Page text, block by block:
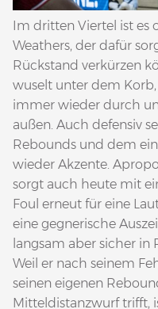
Im dritten Viertel ist es
Weathers, der dafür
Rückstand verkürzen
wuselt unter dem
immer wieder durch
außen. Auch defensiv
Rebounds und dem
wieder Akzente.
sorgt auch heute mit
Foul erneut für eine
eine gegnerische
langsam aber sicher
Weil er nach seinem
seinen eigenen
Mitteldistanzwurf trifft,